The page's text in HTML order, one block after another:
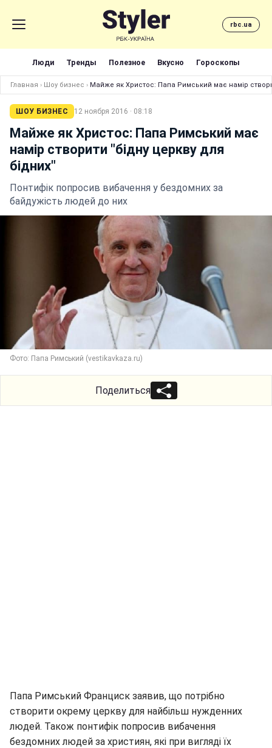
rbc.ua
Люди Тренды Полезное Вкусно Гороскопы
Главная › Шоу бизнес › Майже як Христос: Папа Римський має намір
ШОУ БИЗНЕС 12 ноября 2016 · 08:18
Майже як Христос: Папа Римський має
намір створити "бідну церкву для
бідних"
Понтифік попросив вибачення у бездомних за
байдужість людей до них
Фото: Папа Римський (vestikavkaza.ru)
Поделиться
Папа Римський Франциск заявив, що потрібно
створити окрему церкву для найбільш нужденних
людей. Також понтифік попросив вибачення
бездомних людей за християн, які при вигляді їх